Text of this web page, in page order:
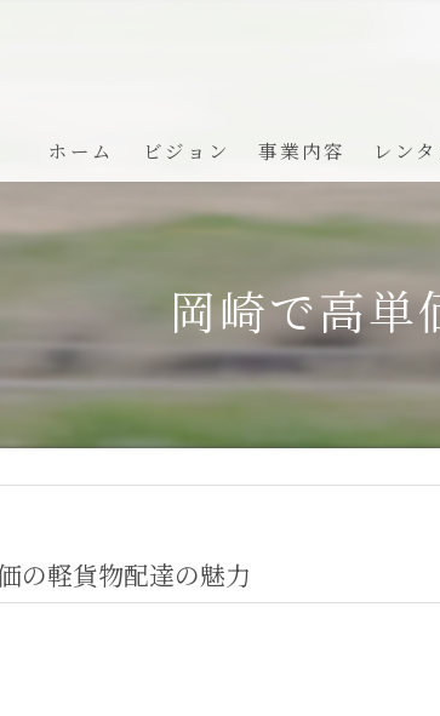
ホーム ビジョン 事業内容 レン
岡崎で高単
の軽貨物配達の魅力